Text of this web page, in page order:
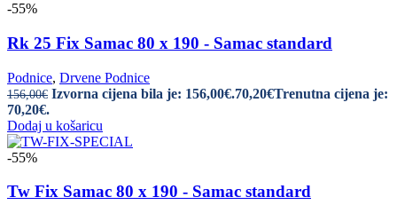
-55%
Rk 25 Fix Samac 80 x 190 - Samac standard
Podnice, Drvene Podnice
156,00€ Izvorna cijena bila je: 156,00€.70,20€Trenutna cijena je:
70,20€.
Dodaj u košaricu
-55%
Tw Fix Samac 80 x 190 - Samac standard